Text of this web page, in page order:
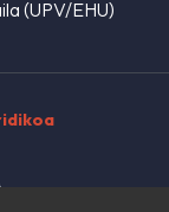
(UPV/EHU)